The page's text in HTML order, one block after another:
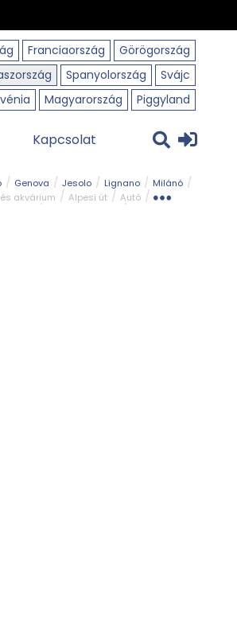
Franciaország
Görögország
Spanyolország
Svájc
Magyarország Piggyland
Kapcsolat
Genova Jesolo Lignano
Milánó
akvárium Alpesi út
Autó